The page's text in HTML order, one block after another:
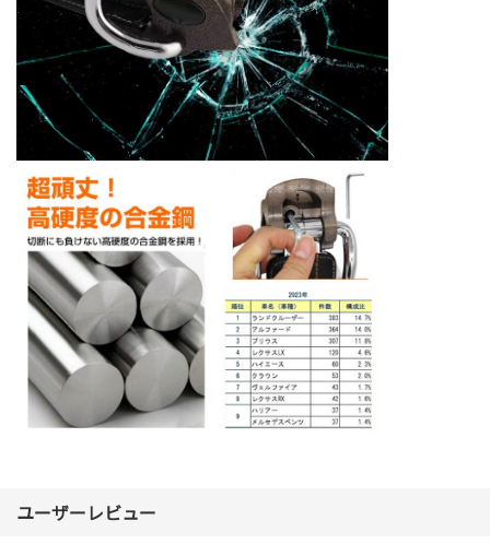
ユーザーレビュー